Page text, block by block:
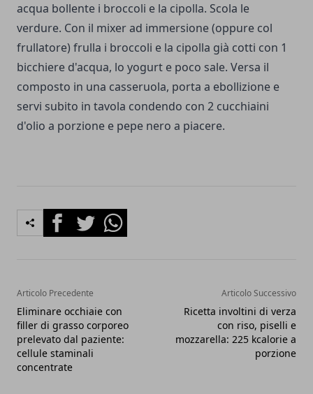
acqua bollente i broccoli e la cipolla. Scola le
verdure. Con il mixer ad immersione (oppure col
frullatore) frulla i broccoli e la cipolla già cotti con 1
bicchiere d'acqua, lo yogurt e poco sale. Versa il
composto in una casseruola, porta a ebollizione e
servi subito in tavola condendo con 2 cucchiaini
d'olio a porzione e pepe nero a piacere.
FacebookTwitterWhatsapp
Articolo Precedente
Eliminare occhiaie con
filler di grasso corporeo
prelevato dal paziente:
cellule staminali
concentrate
Articolo Successivo
Ricetta involtini di verza
con riso, piselli e
mozzarella: 225 kcalorie a
porzione